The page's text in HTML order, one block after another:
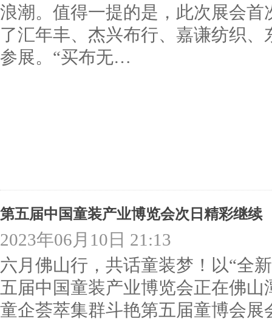
浪潮。值得一提的是，此次展会
了汇年丰、杰兴布行、嘉谦纺织
参展。“买布无…
第五届中国童装产业博览会次日精彩继续
2023年06月10日 21:13
六月佛山行，共话童装梦！以“全
五届中国童装产业博览会正在佛
童企荟萃集群斗艳第五届童博会展